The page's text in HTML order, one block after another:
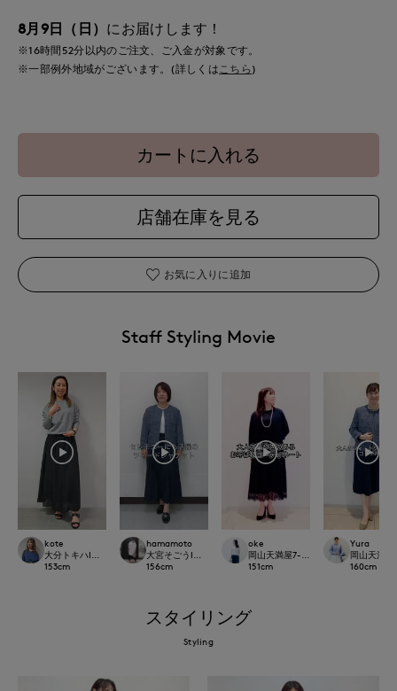
8月9日（日） にお届けします！
※16時間 52分以内のご注文、ご入金が対象です。
※一部例外地域がございます。(詳しくはこちら )
カートに入れる
店舗在庫を見る
お気に入りに追加
Staff Styling Movie
kote
大分トキハINED
153cm
hamamoto
大宮そごうINED
156cm
oke
岡山天満屋7-IDconcept.
151cm
Yura
岡山天満
160cm
スタイリング
Styling